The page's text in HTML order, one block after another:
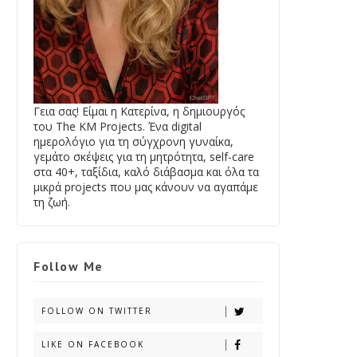
Γεια σας! Είμαι η Κατερίνα, η δημιουργός
του The KM Projects. Ένα digital
ημερολόγιο για τη σύγχρονη γυναίκα,
γεμάτο σκέψεις για τη μητρότητα, self-care
στα 40+, ταξίδια, καλό διάβασμα και όλα τα
μικρά projects που μας κάνουν να αγαπάμε
τη ζωή.
Follow Me
FOLLOW ON TWITTER
LIKE ON FACEBOOK